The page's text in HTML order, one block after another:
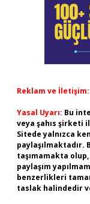
Reklam ve İletişim:
Yasal Uyarı: Bu
veya şahıs şirketi
Sitede yalnızca
taşımamakta
paylaşım
benzerlikleri
taslak halindedir